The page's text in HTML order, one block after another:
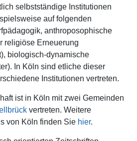
selbstständige Institutionen
auf folgenden
anthroposophische
religiöse Erneuerung
biologisch-dynamische
In Köln sind etliche dieser
Institutionen vertreten.
ist in Köln mit zwei Gemeinden
vertreten. Weitere
von Köln finden Sie hier.